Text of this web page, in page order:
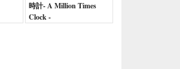
時計- A Million Times
Clock -